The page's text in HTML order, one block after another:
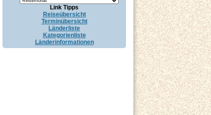
Link Tipps
Reiseübersicht
Terminübersicht
Länderliste
Kategorienliste
Länderinformationen